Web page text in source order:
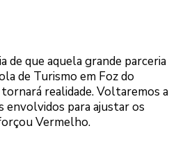
de que aquela grande parceria
de Turismo em Foz do
realidade. Voltaremos a
envolvidos para ajustar os
Vermelho.